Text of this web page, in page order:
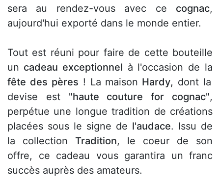
sera au rendez-vous avec ce cognac,
aujourd'hui exporté dans le monde entier.
Tout est réuni pour faire de cette bouteille
un cadeau exceptionnel à l'occasion de la
fête des pères ! La maison Hardy, dont la
devise est "haute couture for cognac",
perpétue une longue tradition de créations
placées sous le signe de l'audace. Issu de
la collection Tradition, le coeur de son
offre, ce cadeau vous garantira un franc
succès auprès des amateurs.